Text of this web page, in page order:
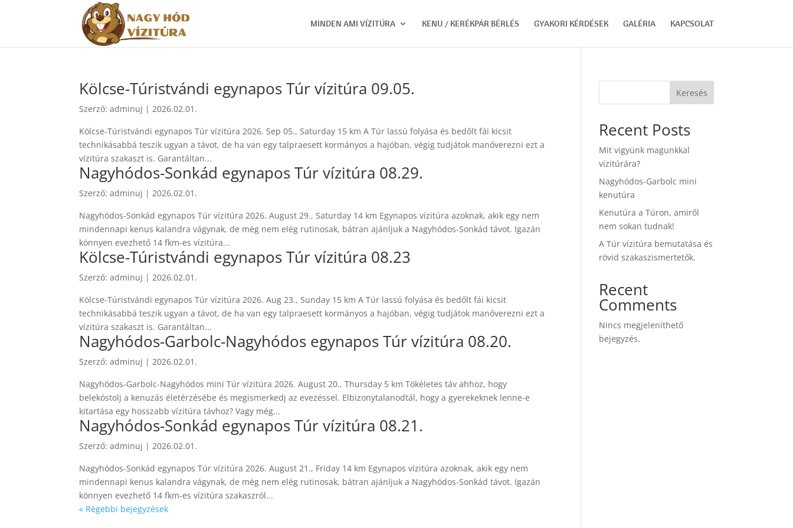
MINDEN AMI VÍZITÚRA KENU / KERÉKPÁR BÉRLÉS GYAKORI KÉRDÉSEK GALÉRIA KAPCSOLAT
Kölcse-Túristvándi egynapos Túr vízitúra 09.05.
Szerző:adminuj |2026.02.01.
Kölcse-Túristvándi egynapos Túr vízitúra 2026. Sep 05., Saturday 15 km A Túr lassú folyása és bedőlt fái kicsit
technikásabbá teszik ugyan a távot, de ha van egy talpraesett kormányos a hajóban, végig tudjátok manőverezni ezt a
vízitúra szakaszt is. Garantáltan...
Nagyhódos-Sonkád egynapos Túr vízitúra 08.29.
Szerző:adminuj |2026.02.01.
Nagyhódos-Sonkád egynapos Túr vízitúra 2026. August 29., Saturday 14 km Egynapos vízitúra azoknak, akik egy nem
mindennapi kenus kalandra vágynak, de még nem elég rutinosak, bátran ajánljuk a Nagyhódos-Sonkád távot. Igazán
könnyen evezhető 14 fkm-es vízitúra...
Kölcse-Túristvándi egynapos Túr vízitúra 08.23
Szerző:adminuj |2026.02.01.
Kölcse-Túristvándi egynapos Túr vízitúra 2026. Aug 23., Sunday 15 km A Túr lassú folyása és bedőlt fái kicsit
technikásabbá teszik ugyan a távot, de ha van egy talpraesett kormányos a hajóban, végig tudjátok manőverezni ezt a
vízitúra szakaszt is. Garantáltan...
Nagyhódos-Garbolc-Nagyhódos egynapos Túr vízitúra 08.20.
Szerző:adminuj |2026.02.01.
Nagyhódos-Garbolc-Nagyhódos mini Túr vízitúra 2026. August 20., Thursday 5 km Tökéletes táv ahhoz, hogy
belekóstolj a kenuzás életérzésébe és megismerkedj az evezéssel. Elbizonytalanodtál, hogy a gyerekeknek lenne-e
kitartása egy hosszabb vízitúra távhoz? Vagy még...
Nagyhódos-Sonkád egynapos Túr vízitúra 08.21.
Szerző:adminuj |2026.02.01.
Nagyhódos-Sonkád egynapos Túr vízitúra 2026. August 21., Friday 14 km Egynapos vízitúra azoknak, akik egy nem
mindennapi kenus kalandra vágynak, de még nem elég rutinosak, bátran ajánljuk a Nagyhódos-Sonkád távot. Igazán
könnyen evezhető 14 fkm-es vízitúra szakaszról...
« Régebbi bejegyzések
Keresés
Recent Posts
Mit vigyünk magunkkal
vízitúrára?
Nagyhódos-Garbolc mini
kenutúra
Kenutúra a Túron, amiről
nem sokan tudnak!
A Túr vízitúra bemutatása és
rövid szakaszismertetők.
Recent
Comments
Nincs megjeleníthető
bejegyzés.